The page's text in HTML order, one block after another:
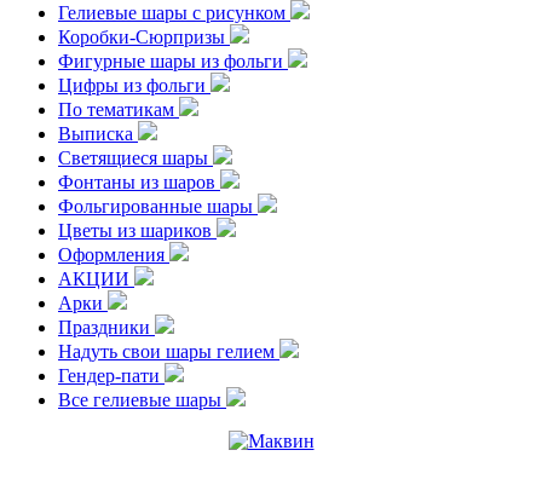
Гелиевые шары с рисунком
Коробки-Сюрпризы
Фигурные шары из фольги
Цифры из фольги
По тематикам
Выписка
Светящиеся шары
Фонтаны из шаров
Фольгированные шары
Цветы из шариков
Оформления
АКЦИИ
Арки
Праздники
Надуть свои шары гелием
Гендер-пати
Все гелиевые шары